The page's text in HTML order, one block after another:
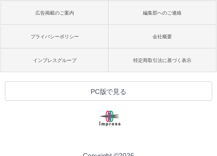
広告掲載のご案内 編集部へのご連絡
プライバシーポリシー 会社概要
インプレスグループ 特定商取引法に基づく表示
PC版で見る